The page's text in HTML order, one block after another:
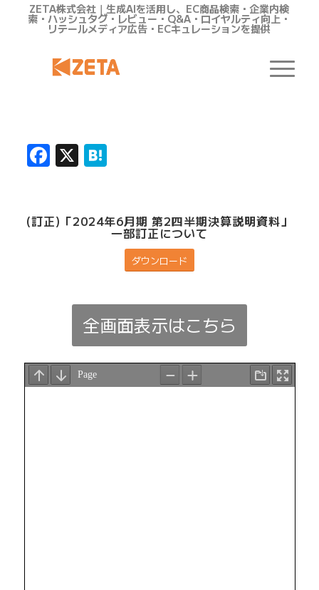
ZETA株式会社｜生成AIを活用し、EC商品検索・企業内検
索・ハッシュタグ・レビュー・Q&A・ロイヤルティ向上・
リテールメディア広告・ECキュレーションを提供
Facebook
X Hatena
(訂正)「2024年6月期 第2四半期決算説明資料」
一部訂正について
ダウンロード
全画面表示はこちら